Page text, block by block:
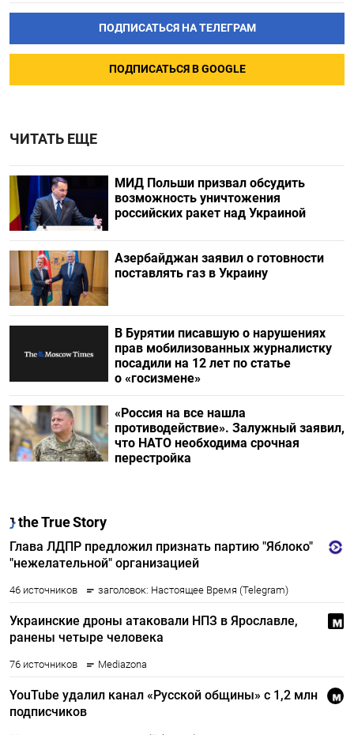
ПОДПИСАТЬСЯ НА ТЕЛЕГРАМ
ПОДПИСАТЬСЯ В GOOGLE
ЧИТАТЬ ЕЩЕ
МИД Польши призвал обсудить
возможность уничтожения
российских ракет над Украиной
Азербайджан заявил о готовности
поставлять газ в Украину
В Бурятии писавшую о нарушениях
прав мобилизованных журналистку
посадили на 12 лет по статье
о «госизмене»
«Россия на все нашла
противодействие». Залужный заявил,
что НАТО необходима срочная
перестройка